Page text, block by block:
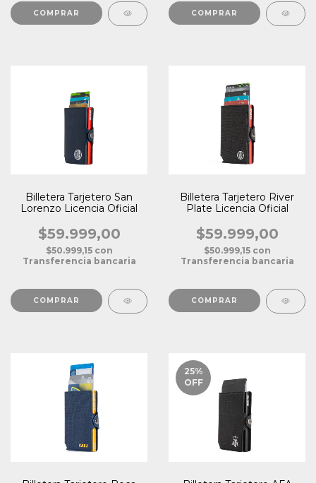
Billetera Tarjetero San
Lorenzo Licencia Oficial
$59.999,00
$50.999,15 con
Transferencia bancaria
Billetera Tarjetero River
Plate Licencia Oficial
$59.999,00
$50.999,15 con
Transferencia bancaria
25%
OFF